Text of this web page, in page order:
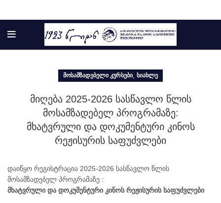
ᲛᲝᲡᲐᲛᲖᲐᲓᲔᲑᲔᲚᲘ ᲙᲣᲠᲡᲔᲑᲘ ᲡᲘᲐᲮᲚᲔ
მიღება 2025-2026 სასწავლო წლის
მოსამზადებელ პროგრამაზე:
მხატვრული და დოკუმენტური კინოს
რეჟისურის საფუძვლები
დაიწყო რეგისტრაცია 2025-2026 სასწავლო წლის
მოსამზადებელ პროგრამაზე :
მხატვრული და დოკუმენტური კინოს რეჟისურის საფუძვლები